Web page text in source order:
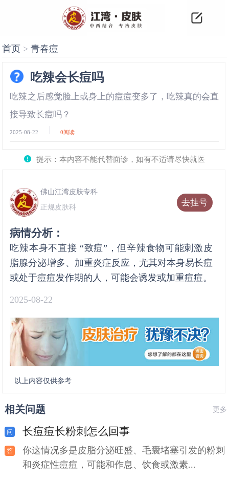
首页 >青春痘
吃辣会长痘吗
吃辣之后感觉脸上或身上的痘痘变多了，吃辣真的会直
接导致长痘吗？
2025-08-22 0阅读
提示：本内容不能代替面诊，如有不适请尽快就医
去挂号
佛山江湾皮肤专科
正规皮肤科
病情分析：
吃辣本身不直接 “致痘”，但辛辣食物可能刺激皮
脂腺分泌增多、加重炎症反应，尤其对本身易长痘
或处于痘痘发作期的人，可能会诱发或加重痘痘。
2025-08-22
以上内容仅供参考
相关问题 更多
长痘痘长粉刺怎么回事
你这情况多是皮脂分泌旺盛、毛囊堵塞引发的粉刺
和炎症性痘痘，可能和作息、饮食或激素...